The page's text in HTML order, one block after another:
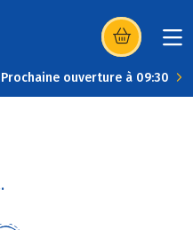
(s’ouvre dans
Prochaine ouverture à 09:30